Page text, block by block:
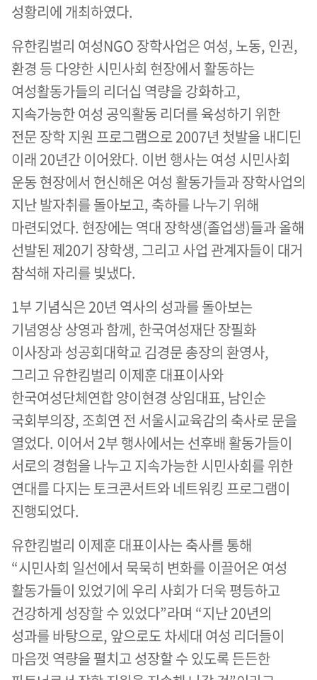
성황리에 개최하였다.
유한킴벌리 여성NGO 장학사업은 여성, 노동, 인권,
환경 등 다양한 시민사회 현장에서 활동하는
여성활동가들의 리더십 역량을 강화하고,
지속가능한 여성 공익활동 리더를 육성하기 위한
전문 장학 지원 프로그램으로 2007년 첫발을 내디딘
이래 20년간 이어왔다. 이번 행사는 여성 시민사회
운동 현장에서 헌신해온 여성 활동가들과 장학사업의
지난 발자취를 돌아보고, 축하를 나누기 위해
마련되었다. 현장에는 역대 장학생(졸업생)들과 올해
선발된 제20기 장학생, 그리고 사업 관계자들이 대거
참석해 자리를 빛냈다.
1부 기념식은 20년 역사의 성과를 돌아보는
기념영상 상영과 함께, 한국여성재단 장필화
이사장과 성공회대학교 김경문 총장의 환영사,
그리고 유한킴벌리 이제훈 대표이사와
한국여성단체연합 양이현경 상임대표, 남인순
국회부의장, 조희연 전 서울시교육감의 축사로 문을
열었다. 이어서 2부 행사에서는 선후배 활동가들이
서로의 경험을 나누고 지속가능한 시민사회를 위한
연대를 다지는 토크콘서트와 네트워킹 프로그램이
진행되었다.
유한킴벌리 이제훈 대표이사는 축사를 통해
“시민사회 일선에서 묵묵히 변화를 이끌어온 여성
활동가들이 있었기에 우리 사회가 더욱 평등하고
건강하게 성장할 수 있었다”라며 “지난 20년의
성과를 바탕으로, 앞으로도 차세대 여성 리더들이
마음껏 역량을 펼치고 성장할 수 있도록 든든한